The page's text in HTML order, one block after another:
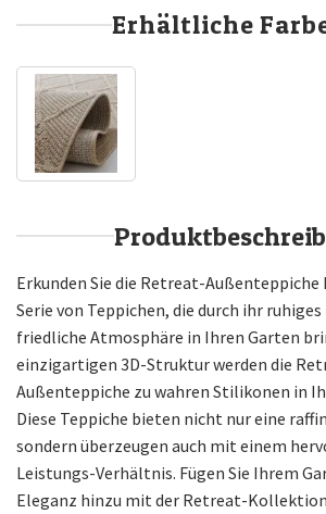
Erhältliche
Erkunden Sie die Retreat-
Serie von Teppichen, die durch ihr
friedliche Atmosphäre in Ihren Garten
einzigartigen 3D-Struktur werden die
Außenteppiche zu wahren Stilikonen in
Diese Teppiche bieten nicht nur eine
sondern überzeugen auch mit einem
Leistungs-Verhältnis. Fügen Sie Ihrem
Eleganz hinzu mit der Retreat-